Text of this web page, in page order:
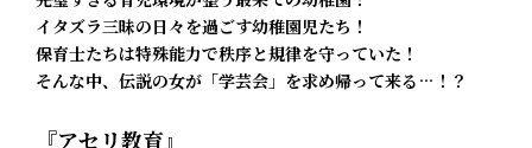
イタズラ三昧の日々を過ごす幼稚園児たち！
保育士たちは特殊能力で秩序と規律を守っていた！
そんな中、伝説の女が「学芸会」を求め帰って来る…！？
『アセリ教育』